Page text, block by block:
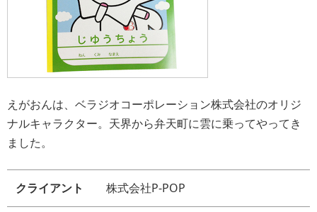
えがおんは、ベラジオコーポレーション株式会社のオリジ
ナルキャラクター。天界から弁天町に雲に乗ってやってき
ました。
クライアント 株式会社P-POP